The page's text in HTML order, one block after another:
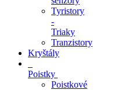
Tyristory
-
Triaky
Tranzistory
Kryštály
Poistky
Poistkové